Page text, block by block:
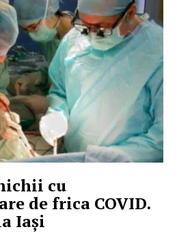
cu
de frica COVID.
Iași